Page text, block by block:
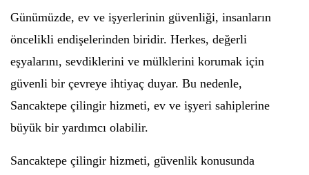
Günümüzde, ev ve işyerlerinin güvenliği, insanların
öncelikli endişelerinden biridir. Herkes, değerli
eşyalarını, sevdiklerini ve mülklerini korumak için
güvenli bir çevreye ihtiyaç duyar. Bu nedenle,
Sancaktepe çilingir hizmeti, ev ve işyeri sahiplerine
büyük bir yardımcı olabilir.
Sancaktepe çilingir hizmeti, güvenlik konusunda